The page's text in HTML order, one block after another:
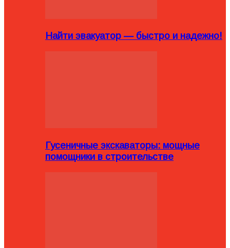
Найти эвакуатор — быстро и надежно!
Гусеничные экскаваторы: мощные
помощники в строительстве